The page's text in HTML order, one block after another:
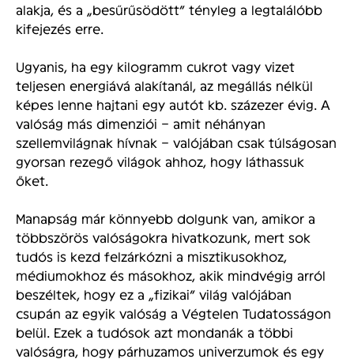
alakja, és a „besűrűsödött” tényleg a legtalálóbb
kifejezés erre.
Ugyanis, ha egy kilogramm cukrot vagy vizet
teljesen energiává alakítanál, az megállás nélkül
képes lenne hajtani egy autót kb. százezer évig. A
valóság más dimenziói – amit néhányan
szellemvilágnak hívnak – valójában csak túlságosan
gyorsan rezegő világok ahhoz, hogy láthassuk
őket.
Manapság már könnyebb dolgunk van, amikor a
többszörös valóságokra hivatkozunk, mert sok
tudós is kezd felzárkózni a misztikusokhoz,
médiumokhoz és másokhoz, akik mindvégig arról
beszéltek, hogy ez a „fizikai” világ valójában
csupán az egyik valóság a Végtelen Tudatosságon
belül. Ezek a tudósok azt mondanák a többi
valóságra, hogy párhuzamos univerzumok és egy